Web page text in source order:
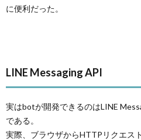
に便利だった。
LINE Messaging API
実はbotが開発できるのはLINE
である。
実際、ブラウザからHTTPリクエス